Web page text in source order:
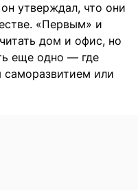
утверждал, что они
«Первым» и
дом и офис, но
еще одно — где
или